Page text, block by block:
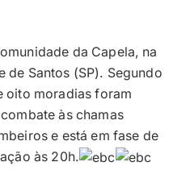
da Capela, na
de Santos (SP). Segundo
oito moradias foram
às chamas
e está em fase de
às 20h.